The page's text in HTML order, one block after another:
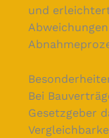
und
Bei
Gesetzgeber